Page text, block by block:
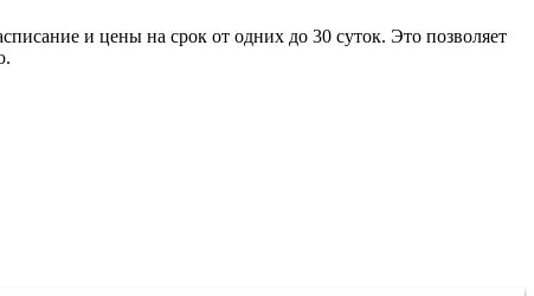
и цены на срок от одних до 30 суток. Это позволяет